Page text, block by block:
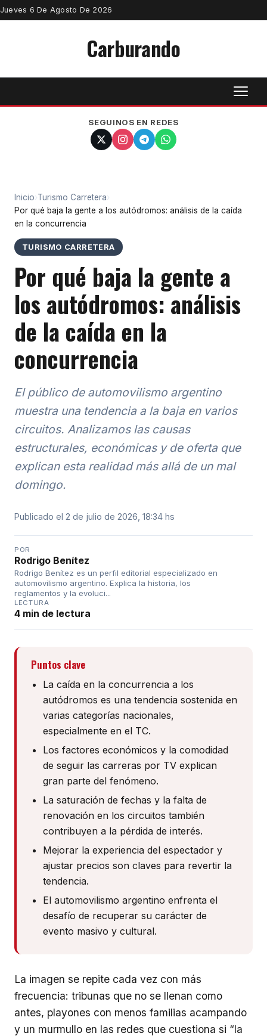
Jueves 6 De Agosto De 2026
Carburando
SEGUINOS EN REDES
Inicio›Turismo Carretera›
Por qué baja la gente a los autódromos: análisis de la caída
en la concurrencia
TURISMO CARRETERA
Por qué baja la gente a
los autódromos: análisis
de la caída en la
concurrencia
El público de automovilismo argentino
muestra una tendencia a la baja en varios
circuitos. Analizamos las causas
estructurales, económicas y de oferta que
explican esta realidad más allá de un mal
domingo.
Publicado el 2 de julio de 2026, 18:34 hs
POR
Rodrigo Benítez
Rodrigo Benítez es un perfil editorial especializado en
automovilismo argentino. Explica la historia, los
reglamentos y la evoluci...
LECTURA
4 min de lectura
Puntos clave
La caída en la concurrencia a los
autódromos es una tendencia sostenida en
varias categorías nacionales,
especialmente en el TC.
Los factores económicos y la comodidad
de seguir las carreras por TV explican
gran parte del fenómeno.
La saturación de fechas y la falta de
renovación en los circuitos también
contribuyen a la pérdida de interés.
Mejorar la experiencia del espectador y
ajustar precios son claves para revertir la
tendencia.
El automovilismo argentino enfrenta el
desafío de recuperar su carácter de
evento masivo y cultural.
La imagen se repite cada vez con más
frecuencia: tribunas que no se llenan como
antes, playones con menos familias acampando
y un murmullo en las redes que cuestiona si “la